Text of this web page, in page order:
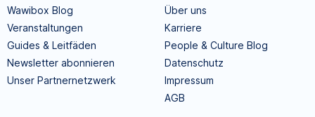
Wawibox Blog
Veranstaltungen
Guides & Leitfäden
Newsletter abonnieren
Unser Partnernetzwerk
Über uns
Karriere
People & Culture Blog
Datenschutz
Impressum
AGB